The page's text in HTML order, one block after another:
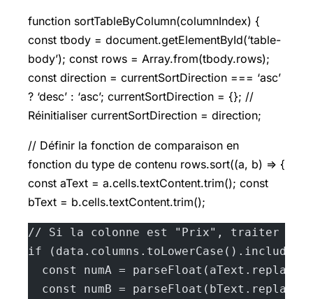
function sortTableByColumn(columnIndex) {
const tbody = document.getElementById(‘table-
body’); const rows = Array.from(tbody.rows);
const direction = currentSortDirection === ‘asc’
? ‘desc’ : ‘asc’; currentSortDirection = {}; //
Réinitialiser currentSortDirection = direction;
// Définir la fonction de comparaison en
fonction du type de contenu rows.sort((a, b) => {
const aText = a.cells.textContent.trim(); const
bText = b.cells.textContent.trim();
// Si la colonne est "Prix", traiter
if
const numA =
const numB =